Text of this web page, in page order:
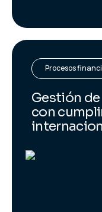
Procesos
Gestión
con